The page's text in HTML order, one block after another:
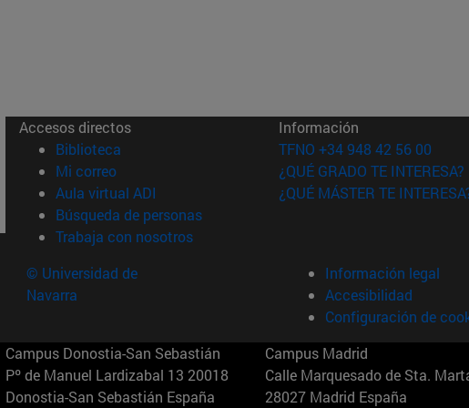
Accesos directos
Biblioteca (abre en nueva ventana)
Mi correo(abre en nueva ventana)
Aula virtual ADI (abre en nueva ventana)
Búsqueda de personas(abre en nueva ventana)
Trabaja con nosotros(abre en nueva ventana)
Información
TFNO +34 948 42 56 00
¿QUÉ GRADO TE INTERESA?
¿QUÉ MÁSTER TE
© Universidad de
Navarra
Información legal
Accesibilidad
Configuración de
Campus Donostia-San Sebastián
Pº de Manuel Lardizabal 13 20018
Donostia-San Sebastián España
Campus Madrid
Calle Marquesado de Sta.
28027 Madrid España